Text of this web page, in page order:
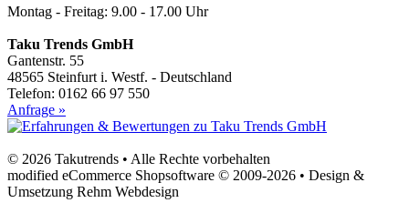
Montag - Freitag: 9.00 - 17.00 Uhr
Taku Trends GmbH
Gantenstr. 55
48565 Steinfurt i. Westf. - Deutschland
Telefon: 0162 66 97 550
Anfrage »
© 2026 Takutrends • Alle Rechte vorbehalten
modified eCommerce Shopsoftware © 2009-2026 • Design &
Umsetzung Rehm Webdesign